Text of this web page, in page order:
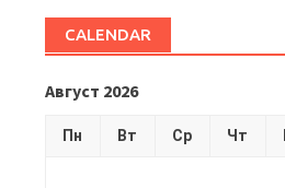
CALENDAR
Август 2026
Пн Вт Ср Чт